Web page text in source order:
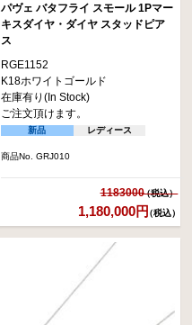
パヴェ バタフライ スモール 1Pマー
キスダイヤ・ダイヤ スタッドピア
ス
RGE1152
K18ホワイトゴールド
在庫有り(In Stock)
ご注文頂けます。
新品 レディース
商品No. GRJ010
1183000
1,180,000円（税込）